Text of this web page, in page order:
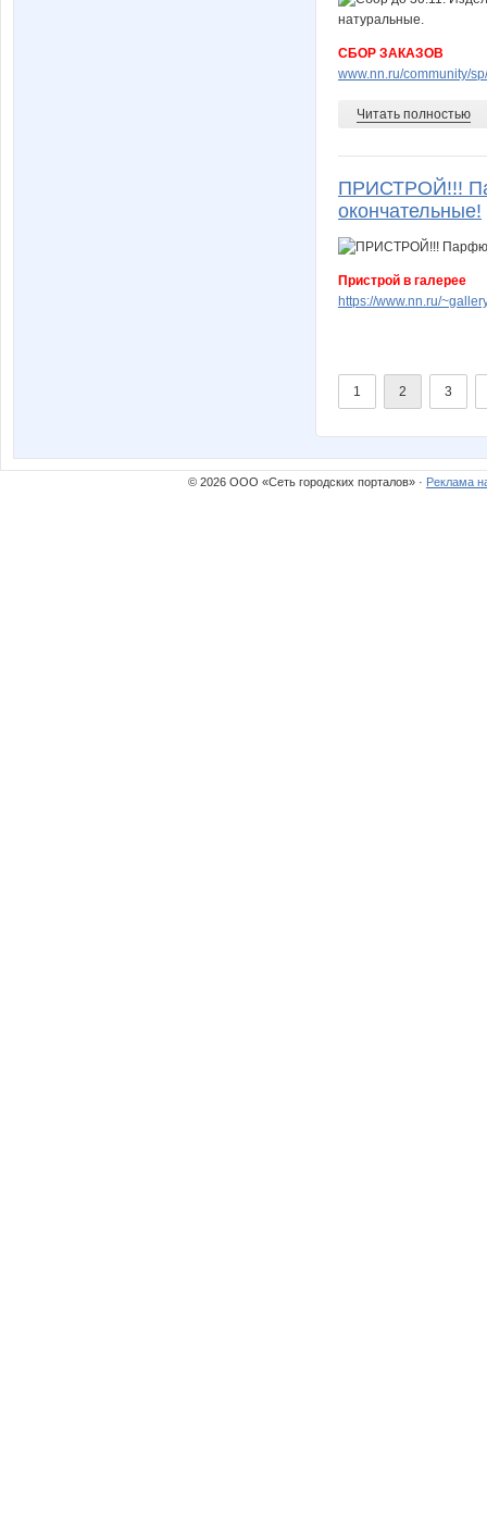
СБОР ЗАКАЗОВ
www.nn.ru/community/
Читать полностью
ПРИСТРОЙ!!!
окончательные!
Пристрой в галерее
https://www.nn.ru/
1 2 3
© 2026 ООО «Сеть городских порталов» · Реклама